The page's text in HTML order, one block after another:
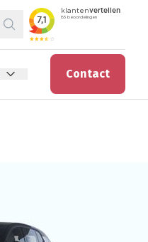
Zoeken
Contact